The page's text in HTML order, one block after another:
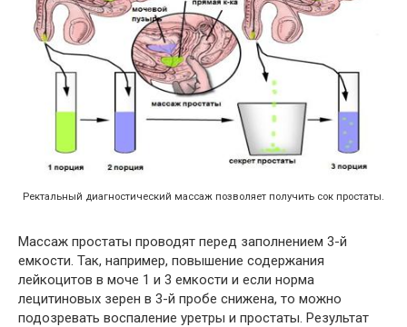
Ректальный диагностический массаж позволяет получить сок простаты.
Массаж простаты проводят перед заполнением 3-й
емкости. Так, например, повышение содержания
лейкоцитов в моче 1 и 3 емкости и если норма
лецитиновых зерен в 3-й пробе снижена, то можно
подозревать воспаление уретры и простаты. Результат